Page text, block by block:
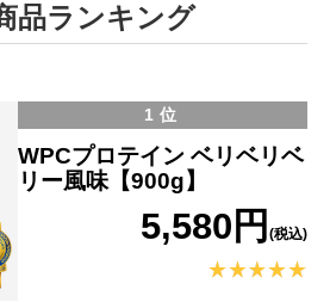
品ランキング
1位
WPCプロテイン ベリベリベ
リー風味【900g】
5,580円 (税込)